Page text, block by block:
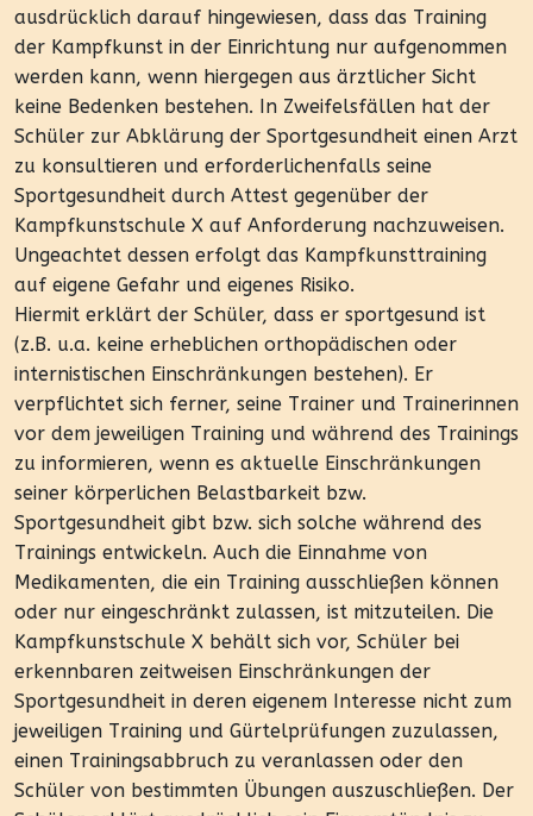
ausdrücklich darauf hingewiesen, dass das Training
der Kampfkunst in der Einrichtung nur aufgenommen
werden kann, wenn hiergegen aus ärztlicher Sicht
keine Bedenken bestehen. In Zweifelsfällen hat der
Schüler zur Abklärung der Sportgesundheit einen Arzt
zu konsultieren und erforderlichenfalls seine
Sportgesundheit durch Attest gegenüber der
Kampfkunstschule X auf Anforderung nachzuweisen.
Ungeachtet dessen erfolgt das Kampfkunsttraining
auf eigene Gefahr und eigenes Risiko.
Hiermit erklärt der Schüler, dass er sportgesund ist
(z.B. u.a. keine erheblichen orthopädischen oder
internistischen Einschränkungen bestehen). Er
verpflichtet sich ferner, seine Trainer und Trainerinnen
vor dem jeweiligen Training und während des Trainings
zu informieren, wenn es aktuelle Einschränkungen
seiner körperlichen Belastbarkeit bzw.
Sportgesundheit gibt bzw. sich solche während des
Trainings entwickeln. Auch die Einnahme von
Medikamenten, die ein Training ausschließen können
oder nur eingeschränkt zulassen, ist mitzuteilen. Die
Kampfkunstschule X behält sich vor, Schüler bei
erkennbaren zeitweisen Einschränkungen der
Sportgesundheit in deren eigenem Interesse nicht zum
jeweiligen Training und Gürtelprüfungen zuzulassen,
einen Trainingsabbruch zu veranlassen oder den
Schüler von bestimmten Übungen auszuschließen. Der